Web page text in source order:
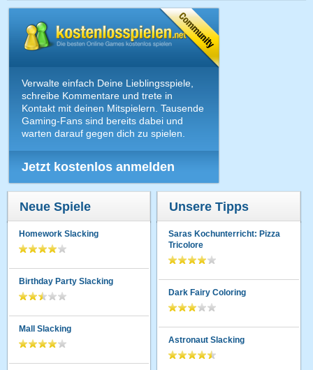
Verwalte einfach Deine Lieblingsspiele,
schreibe Kommentare und trete in
Kontakt mit deinen Mitspielern. Tausende
Gaming-Fans sind bereits dabei und
warten darauf gegen dich zu spielen.
Jetzt kostenlos anmelden
Neue Spiele
Homework Slacking
Birthday Party Slacking
Mall Slacking
Unsere Tipps
Saras Kochunterricht: Pizza
Tricolore
Dark Fairy Coloring
Astronaut Slacking